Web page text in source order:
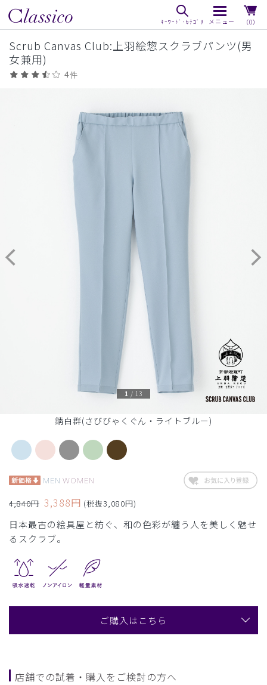
（0）
Scrub Canvas Club:上羽絵惣スクラブパンツ(男
女兼用)
4件
錆白群(さびびゃくぐん・ライトブルー)
1 / 13
MEN WOMEN
4,840円 3,388円 (税抜3,080円)
日本最古の絵具屋と紡ぐ、和の色彩が纏う人を美しく魅せ
るスクラブ。
ご購入はこちら
店舗での試着・購入をご検討の方へ